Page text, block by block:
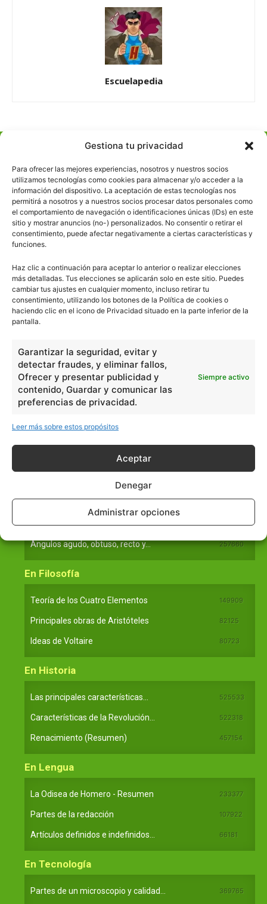
Gestiona tu privacidad
Para ofrecer las mejores experiencias, nosotros y nuestros socios
utilizamos tecnologías como cookies para almacenar y/o acceder a la
información del dispositivo. La aceptación de estas tecnologías nos
permitirá a nosotros y a nuestros socios procesar datos personales como
el comportamiento de navegación o identificaciones únicas (IDs) en este
sitio y mostrar anuncios (no-) personalizados. No consentir o retirar el
consentimiento, puede afectar negativamente a ciertas características y
funciones.
Haz clic a continuación para aceptar lo anterior o realizar elecciones
más detalladas. Tus elecciones se aplicarán solo en este sitio. Puedes
cambiar tus ajustes en cualquier momento, incluso retirar tu
consentimiento, utilizando los botones de la Política de cookies o
haciendo clic en el icono de Privacidad situado en la parte inferior de la
pantalla.
Garantizar la seguridad, evitar y
detectar fraudes, y eliminar fallos,
Ofrecer y presentar publicidad y
contenido, Guardar y comunicar las
preferencias de privacidad.
Siempre activo
Leer más sobre estos propósitos
Aceptar
Denegar
Administrar opciones
Escuelapedia
escuelapedia
Nuestros articulos son redactados y publicados bajo
licencia de uso libre. El usuario puede reproducir y hacer
obras derivadas de todos los contenidos disponibles en
nuestro sitio. Este sitio usa cookies de terceros. Lea más
información aquí.
Ciencias
Filosofía
Historia
Lengua
Tecnología
Números romanos 260226
Ángulos agudo, obtuso, recto y... 257660
En Filosofía
Teoría de los Cuatro Elementos 149909
Principales obras de Aristóteles 82125
Ideas de Voltaire 80723
En Historia
Las principales características... 525533
Características de la Revolución... 522318
Renacimiento (Resumen) 457154
En Lengua
La Odisea de Homero - Resumen 233377
Partes de la redacción 107922
Artículos definidos e indefinidos... 66181
En Tecnología
Partes de un microscopio y calidad... 369765